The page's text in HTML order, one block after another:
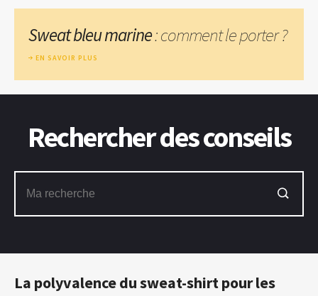
La polyvalence du sweat-shirt pour les
Sweat bleu marine: comment le porter ?
EN SAVOIR PLUS
Rechercher des conseils